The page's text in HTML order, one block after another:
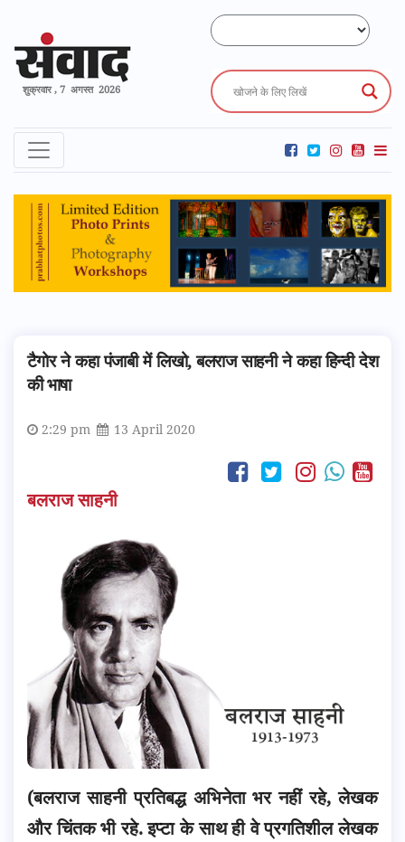
शुक्रवार , 7 अगस्त 2026
टैगोर ने कहा पंजाबी में लिखो, बलराज साहनी ने कहा हिन्दी देश
की भाषा
2:29 pm 13 April 2020
बलराज साहनी
(बलराज साहनी प्रतिबद्ध अभिनेता भर नहीं रहे, लेखक
और चिंतक भी रहे. इप्टा के साथ ही वे प्रगतिशील लेखक